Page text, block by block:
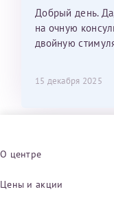
Добрый день.
на очную
двойную
15 декабря 2025
О центре
Цены и акции